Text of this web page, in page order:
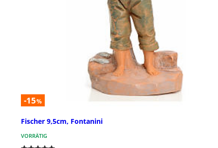
-15%
Fischer 9,5cm, Fontanini
VORRÄTIG